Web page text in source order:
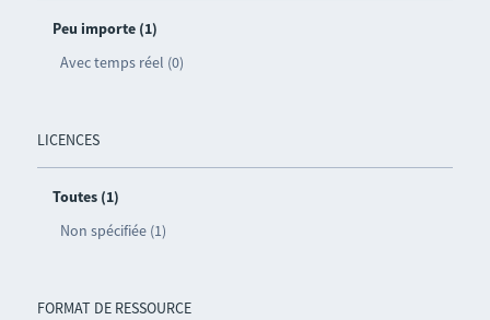
Peu importe (1)
Avec temps réel (0)
LICENCES
Toutes (1)
Non spécifiée (1)
FORMAT DE RESSOURCE